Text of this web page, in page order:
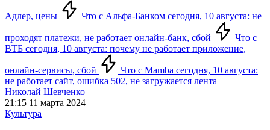
Адлер, цены Что с Альфа-Банком сегодня, 10 августа: не
проходят платежи, не работает онлайн-банк, сбой
Что с
ВТБ сегодня, 10 августа: почему не работает приложение,
онлайн-сервисы, сбой
Что с Mamba сегодня, 10 августа:
не работает сайт, ошибка 502, не загружается лента
Николай Шевченко
21:15 11 марта 2024
Культура